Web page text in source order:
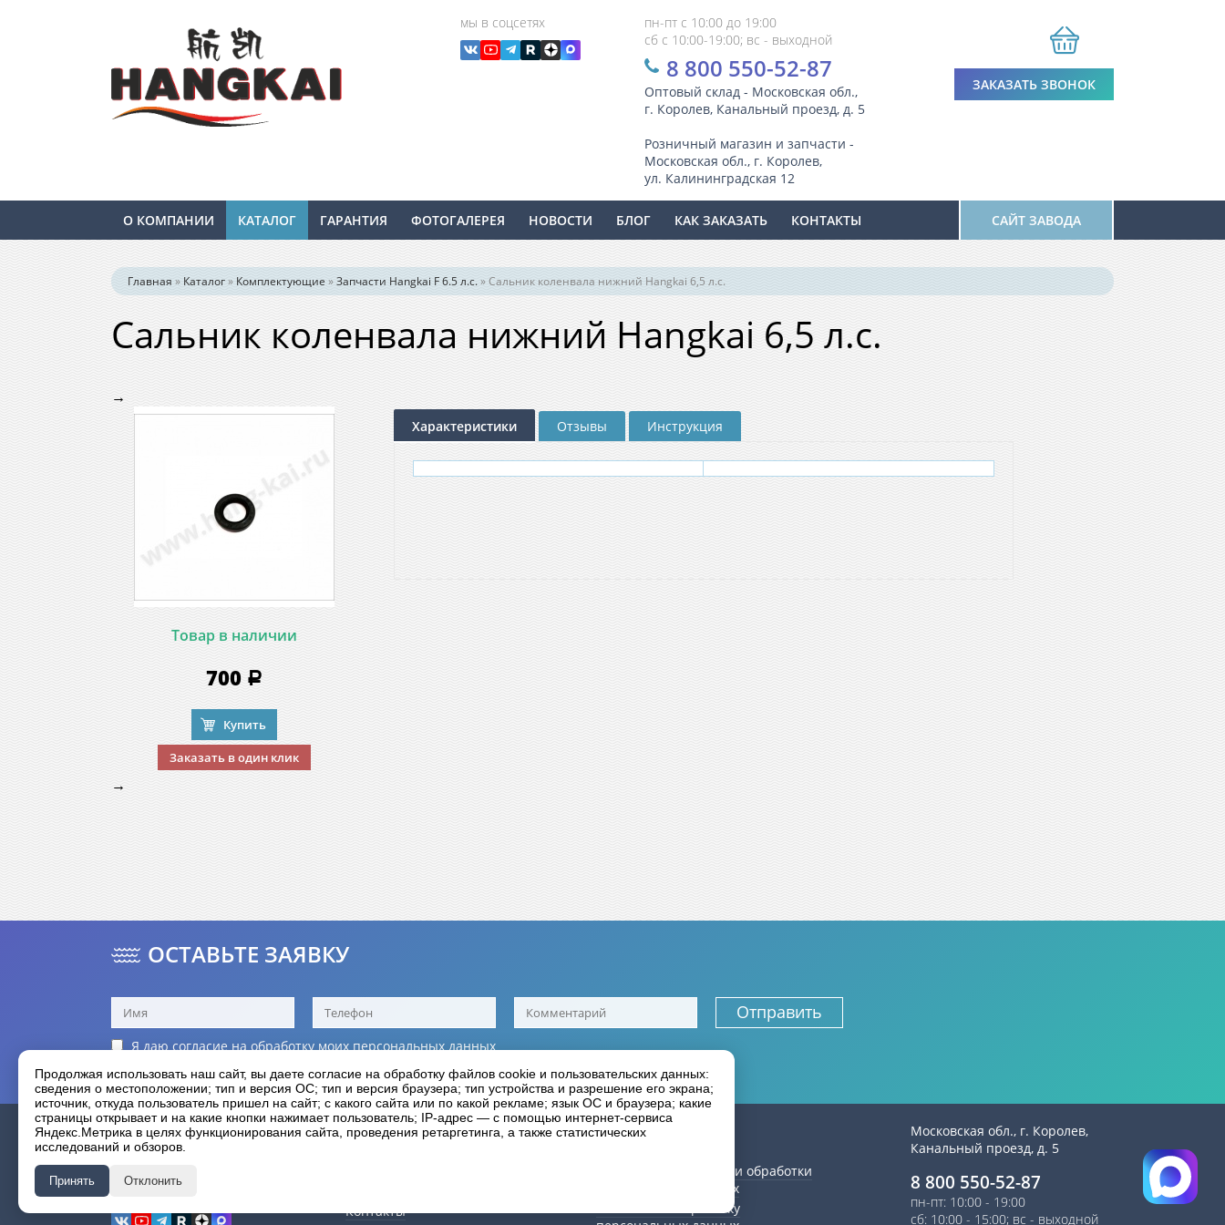
мы в соцсетях
пн-пт с 10:00 до 19:00
сб с 10:00-19:00; вс - выходной
8 800 550-52-87
Оптовый склад - Московская обл.,
г. Королев, Канальный проезд, д. 5
Розничный магазин и запчасти -
Московская обл., г. Королев,
ул. Калининградская 12
ЗАКАЗАТЬ ЗВОНОК
О КОМПАНИИ КАТАЛОГ ГАРАНТИЯ ФОТОГАЛЕРЕЯ НОВОСТИ БЛОГ КАК ЗАКАЗАТЬ КОНТАКТЫ САЙТ ЗАВОДА
Главная » Каталог» Комплектующие»Запчасти Hangkai F 6.5 л.с.»Сальник коленвала нижний Hangkai 6,5 л.с.
Сальник коленвала нижний Hangkai 6,5 л.с.
→
Товар в наличии
700 a
Купить
Заказать в один клик
Характеристики Отзывы Инструкция
→
ОСТАВЬТЕ ЗАЯВКУ
Отправить
Я даю согласие на обработку моихперсональных данных
Я принимаю условия политики конфиденциальности
HANGKAI
лодочные моторы
О компании
Контакты
Как сделать заказ
Политика в отношении обработки
персональных данных
Согласие на обработку
Московская обл., г. Королев,
Канальный проезд, д. 5
8 800 550-52-87
пн-пт: 10:00 - 19:00
сб: 10:00 - 15:00; вс - выходной
Продолжая использовать наш сайт, вы даете согласие на обработку файлов cookie и пользовательских данных:
сведения о местоположении; тип и версия ОС; тип и версия браузера; тип устройства и разрешение его экрана;
источник, откуда пользователь пришел на сайт; с какого сайта или по какой рекламе; язык ОС и браузера; какие
страницы открывает и на какие кнопки нажимает пользователь; IP-адрес — с помощью интернет-сервиса
Яндекс.Метрика в целях функционирования сайта, проведения ретаргетинга, а также статистических
исследований и обзоров.
Принять Отклонить